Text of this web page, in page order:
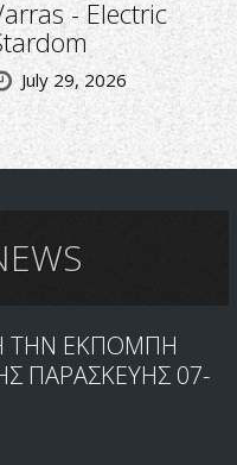
- Electric
July 29, 2026
ΤΗΝ ΕΚΠΟΜΠΗ
ΠΑΡΑΣΚΕΥΗΣ 07-